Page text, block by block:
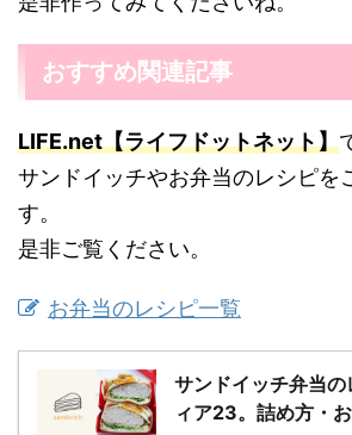
おすすめ関連記事
LIFE.net【ライフドットネット】
サンドイッチやお弁当のレシピを
す。
是非ご覧ください。
お弁当のレシピ一覧
サンドイッチ弁当
ィア23。詰め方・お